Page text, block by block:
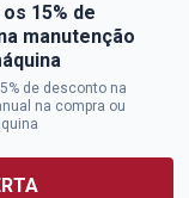
15% de
manutenção
de desconto na
na compra ou